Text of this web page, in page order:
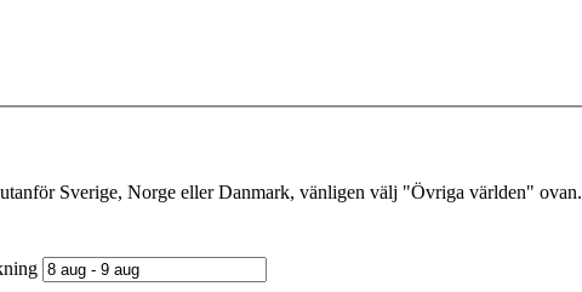
Sverige, Norge eller Danmark, vänligen välj "Övriga världen" ovan.